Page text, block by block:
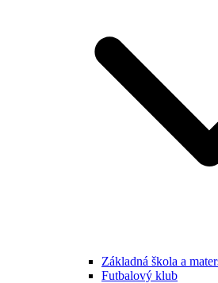
Základná škola a
Futbalový klub